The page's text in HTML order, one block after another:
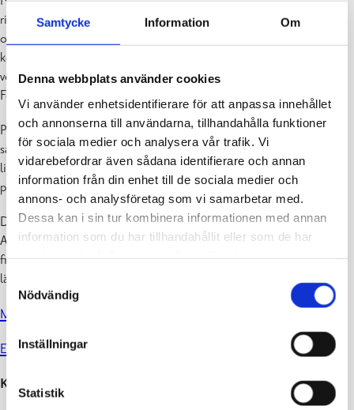
Samtycke Information Om
Denna webbplats använder cookies
Vi använder enhetsidentifierare för att anpassa innehållet
och annonserna till användarna, tillhandahålla funktioner
för sociala medier och analysera vår trafik. Vi
vidarebefordrar även sådana identifierare och annan
information från din enhet till de sociala medier och
annons- och analysföretag som vi samarbetar med.
Dessa kan i sin tur kombinera informationen med annan
information som du har tillhandahållit eller som de har
Samtyckesval
Nödvändig
Inställningar
Statistik
riktad till företagare som är verksamma inom västra Nyland,
oberoende av bransch eller företagets storlek. Även läroanstalter,
kommuner, föreningar och nygrundade företag, eller företag som
verkar i grannkommunerna är varmt välkomna med på
Företagsträffen.
På företagsträffen kan du träffa nya potentiella kunder och
samarbetspartners och du har en ypperlig chans att dela tankar med
likasinnade företagare. Du kan även se det som en bra chans att öva
på din hiss- och säljpitch!
Den tvåspråkiga och kostnadsfria Företagsträffen ordnas i Fennia
Arena i Sjundeå. För dem som inte har möjlighet att delta på plats
finns det en möjlighet att skapa träffar på nätet med hjälp av den
lättanvända plattformen “Tavata för Företagsträffen”.
Mer info och anmälningar
Evenemangskalendern
Kontaktinfo